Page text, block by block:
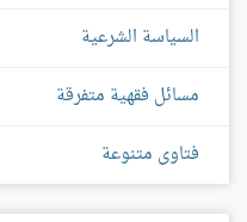
السياسة الشرعية
مسائل فقهية متفرقة
فتاوى متنوعة